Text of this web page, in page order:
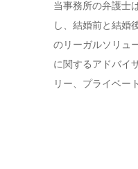
当事務所の弁護士
し、結婚前と結婚
のリーガルソリュ
に関するアドバイ
リー、プライベー